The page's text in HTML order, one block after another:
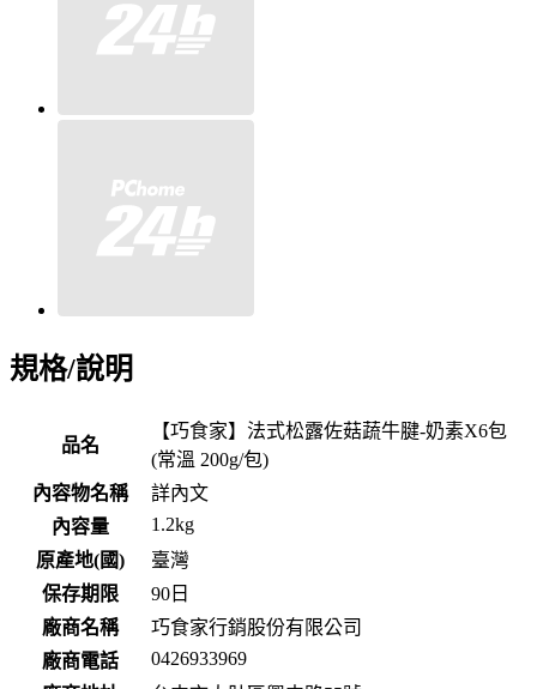
規格/說明
品名
【巧食家】法式松露佐菇蔬牛腱-奶素X6包
(常溫 200g/包)
內容物名稱
詳內文
內容量
1.2kg
原產地(國)
臺灣
保存期限
90 日
廠商名稱
巧食家行銷股份有限公司
廠商電話
0426933969